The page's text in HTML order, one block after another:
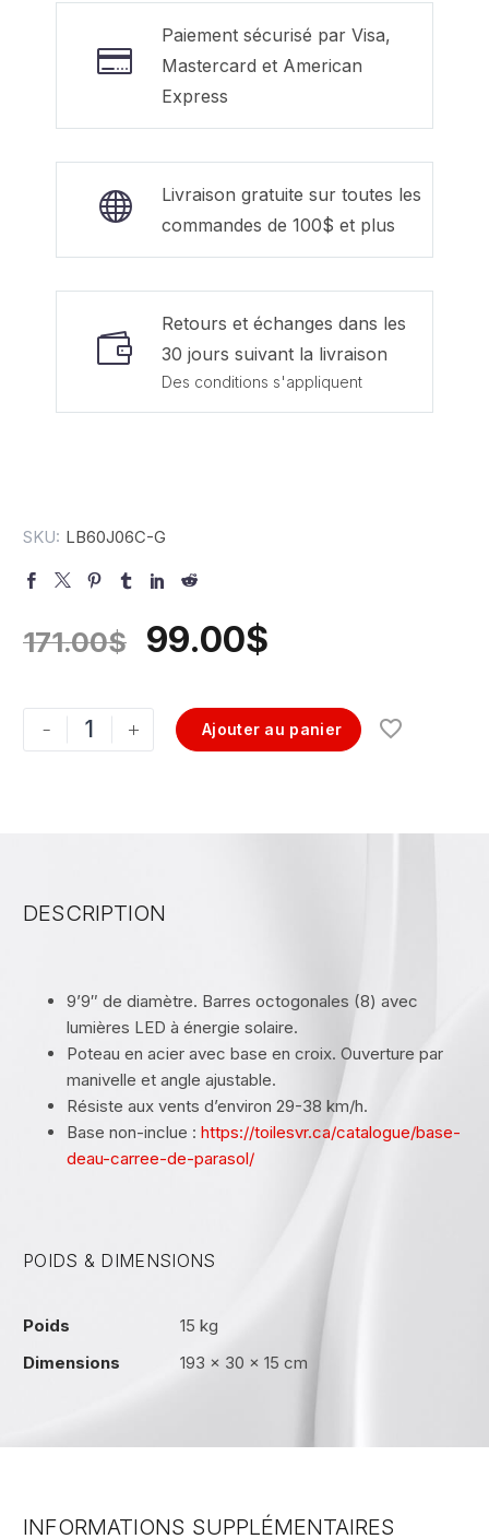
Paiement sécurisé par Visa,
Mastercard et American
Express
Livraison gratuite sur toutes les
commandes de 100$ et plus
Retours et échanges dans les
30 jours suivant la livraison
Des conditions s'appliquent
SKU: LB60J06C-G
171.00$ 99.00$
- + Ajouter au panier
DESCRIPTION
9’9″ de diamètre. Barres octogonales (8) avec
lumières LED à énergie solaire.
Poteau en acier avec base en croix. Ouverture par
manivelle et angle ajustable.
Résiste aux vents d’environ 29-38 km/h.
Base non-inclue : https://toilesvr.ca/catalogue/base-
deau-carree-de-parasol/
POIDS & DIMENSIONS
Poids
15 kg
Dimensions
193 × 30 × 15 cm
INFORMATIONS SUPPLÉMENTAIRES